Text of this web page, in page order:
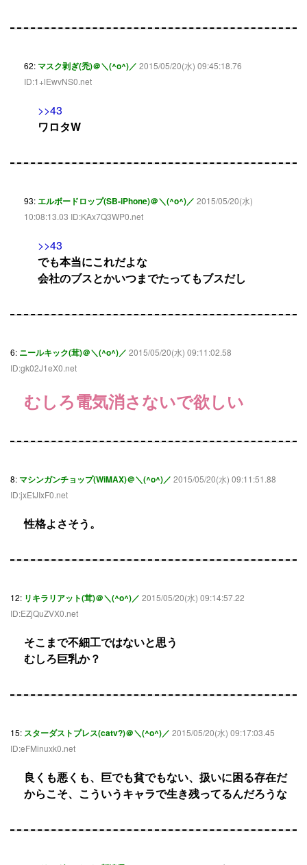
62: マスク剥ぎ(禿)＠＼(^o^)／ 2015/05/20(水) 09:45:18.76
ID:1+lEwvNS0.net
>>43
ワロタW
93:エルボードロップ(SB-iPhone)＠＼(^o^)／ 2015/05/20(水)
10:08:13.03 ID:KAx7Q3WP0.net
>>43
でも本当にこれだよな
会社のブスとかいつまでたってもブスだし
6: ニールキック(茸)＠＼(^o^)／ 2015/05/20(水) 09:11:02.58
ID:gk02J1eX0.net
むしろ電気消さないで欲しい
8: マシンガンチョップ(WiMAX)＠＼(^o^)／ 2015/05/20(水) 09:11:51.88
ID:jxEtJIxF0.net
性格よさそう。
12: リキラリアット(茸)＠＼(^o^)／ 2015/05/20(水) 09:14:57.22
ID:EZjQuZVX0.net
そこまで不細工ではないと思う
むしろ巨乳か？
15: スターダストプレス(catv?)＠＼(^o^)／ 2015/05/20(水) 09:17:03.45
ID:eFMinuxk0.net
良くも悪くも、巨でも貧でもない、扱いに困る存在だ
からこそ、こういうキャラで生き残ってるんだろうな